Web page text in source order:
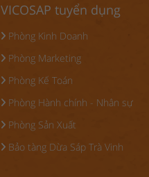
VICOSAP tuyển dụng
Phòng Kinh Doanh
Phòng Marketing
Phòng Kế Toán
Phòng Hành chính - Nhân sự
Phòng Sản Xuất
Bảo tàng Dừa Sáp Trà Vinh